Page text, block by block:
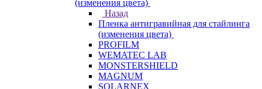
(изменения цвета)
Назад
Пленка антигравийная для стайлинга
(изменения цвета)
PROFILM
WEMATEC LAB
MONSTERSHIELD
MAGNUM
SOLARNEX